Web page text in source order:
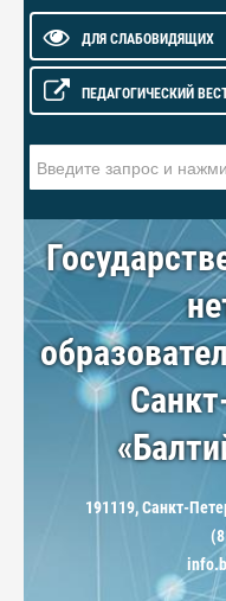
ДЛЯ СЛАБОВИДЯЩИХ
ПЕДАГОГИЧЕСКИЙ
191119, Санкт-